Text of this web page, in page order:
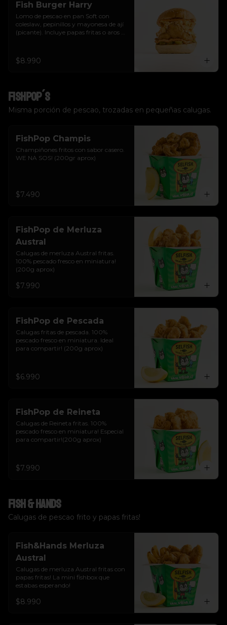
Fish Burger Harry
Lomo de pescao en pan Soft con
coleslaw, pepinillos y mayonesa de ají
(picante). Incluye papas fritas o aros de
$8.990
FishPop´s
Misma porción de pescao, trozadas en pequeñas calugas.
FishPop Champis
Champiñones fritos con sabor casero.
WE NA SOS! (200gr aprox)
$7.490
FishPop de Merluza
Austral
Calugas de merluza Austral fritas.
100% pescado fresco en miniatura!
(200g aprox)
$7.990
FishPop de Pescada
Calugas fritas de pescada. 100%
pescado fresco en miniatura. Ideal
para compartir! (200g aprox)
$6.990
FishPop de Reineta
Calugas de Reineta fritas. 100%
pescado fresco en miniatura! Especial
para compartir!(200g aprox)
$7.990
Fish & Hands
Calugas de pescao frito y papas fritas!
Fish&Hands Merluza
Austral
Calugas de merluza Austral fritas con
papas fritas! La mini fishbox que
estabas esperando!
$8.990